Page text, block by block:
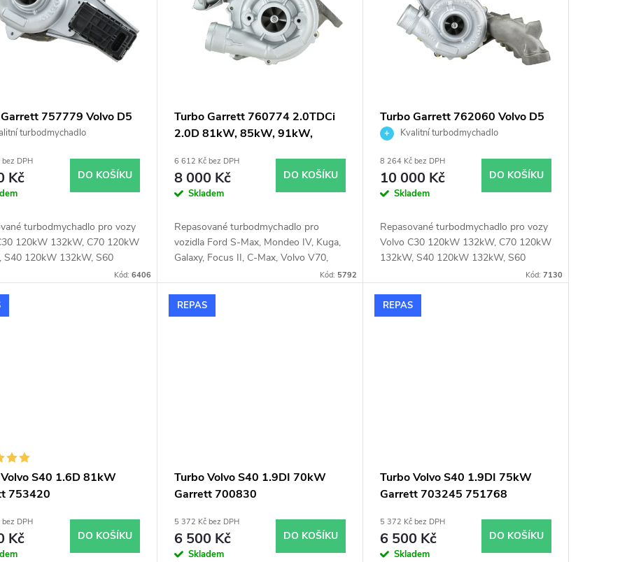
757779 Volvo D5
turbodmychadlo
DPH
Kč DO KOŠÍKU
turbodmychadlo pro vozy
120kW 132kW, C70 120kW
S40 120kW 132kW, S60
120kW 136kW, S80 120
120kW 136kW, XC60
XC70 120kW 136kW,
Kód: 6406
Turbo Garrett 760774 2.0TDCi
2.0D 81kW, 85kW, 91kW,
6 612 Kč bez DPH
8 000 Kč
Skladem
DO KOŠÍKU
Repasované turbodmychadlo pro
vozidla Ford S-Max, Mondeo IV, Kuga,
Galaxy, Focus II, C-Max, Volvo V70,
Kód: 5792
Turbo Garrett 762060 Volvo D5
2.4DKvalitní turbodmychadlo
8 264 Kč bez DPH
10 000 Kč
Skladem
DO KOŠÍKU
Repasované turbodmychadlo pro vozy
Volvo C30 120kW 132kW, C70 120kW
132kW, S40 120kW 132kW, S60
90kW 93kW 120kW 136kW, S80 120
90kW 93kW 120kW 136kW, XC60
120kW 136kW, XC70 120kW 136kW,
Kód: 7130
S40 1.6D 81kW
753420
DPH
Kč DO KOŠÍKU
REPAS
Turbo Volvo S40 1.9DI 70kW
Garrett 700830
5 372 Kč bez DPH
6 500 Kč
Skladem
DO KOŠÍKU
REPAS
Turbo Volvo S40 1.9DI 75kW
Garrett 703245 751768
5 372 Kč bez DPH
6 500 Kč
Skladem
DO KOŠÍKU